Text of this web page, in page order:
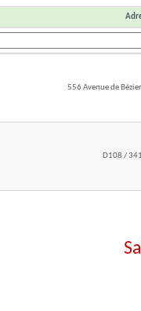
556 Avenue de
D108 /